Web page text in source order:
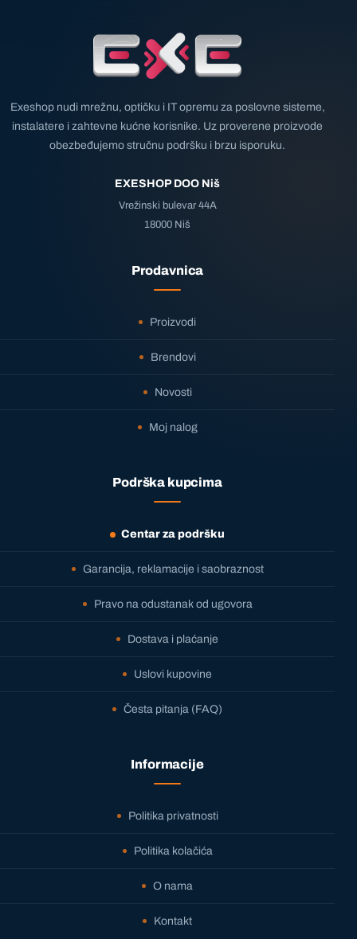
Exeshop nudi mrežnu, optičku i IT opremu za poslovne sisteme,
instalatere i zahtevne kućne korisnike. Uz proverene proizvode
obezbeđujemo stručnu podršku i brzu isporuku.
EXESHOP DOO Niš
Vrežinski bulevar 44A
18000 Niš
Prodavnica
Proizvodi
Brendovi
Novosti
Moj nalog
Podrška kupcima
Centar za podršku
Garancija, reklamacije i saobraznost
Pravo na odustanak od ugovora
Dostava i plaćanje
Uslovi kupovine
Česta pitanja (FAQ)
Informacije
Politika privatnosti
Politika kolačića
O nama
Kontakt